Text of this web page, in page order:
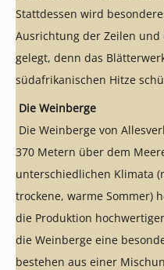
Stattdessen wird
Ausrichtung der Zeilen
gelegt, denn das
südafrikanischen Hitze
Die Weinberge
Die Weinberge von
370 Metern über dem
unterschiedlichen Klimata
trockene, warme Sommer)
die Produktion
die Weinberge eine
bestehen aus einer